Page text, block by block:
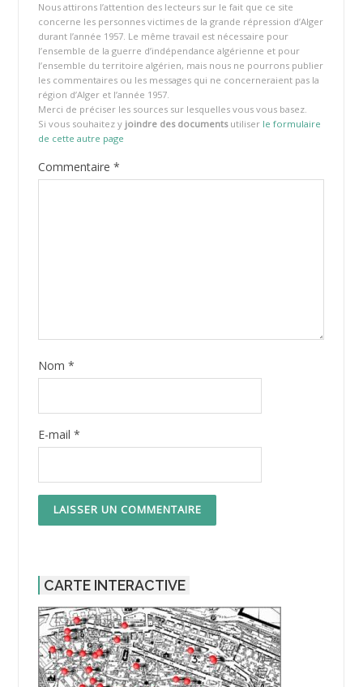
Nous attirons l’attention des lecteurs sur le fait que ce site
concerne les personnes victimes de la grande répression d’Alger
durant l’année 1957. Le même travail est nécessaire pour
l’ensemble de la guerre d’indépendance algérienne et pour
l’ensemble du territoire algérien, mais nous ne pourrons publier
les commentaires ou les messages qui ne concerneraient pas la
région d’Alger et l’année 1957.
Merci de préciser les sources sur lesquelles vous vous basez.
Si vous souhaitez y joindre des documentsutiliser le formulaire
de cette autre page
Commentaire *
Nom *
E-mail *
CARTE INTERACTIVE